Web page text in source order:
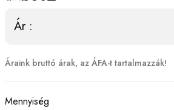
Ár :
Áraink bruttó árak, az ÁFA-t tartalmazzák!
Mennyiség